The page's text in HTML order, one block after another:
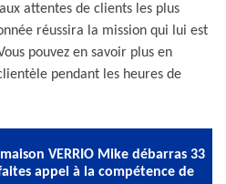
attentes de clients les plus
réussira la mission qui lui est
pouvez en savoir plus en
pendant les heures de
VERRIO Mike débarras 33
appel à la compétence de